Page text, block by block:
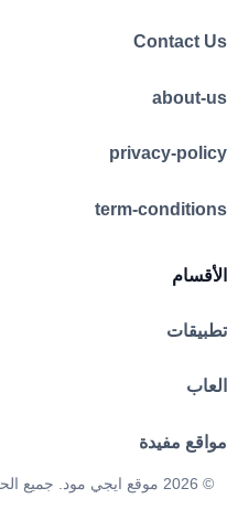
Contact Us
about-us
privacy-policy
term-conditions
الأقسام
تطبيقات
العاب
مواقع مفيدة
© 2026 موقع ايجي مود. جميع الحقوق محفوظة